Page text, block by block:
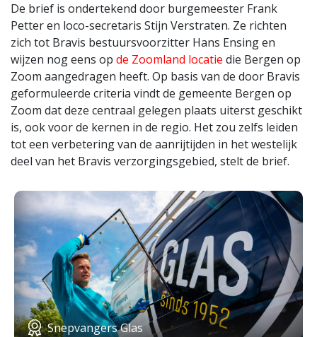
De brief is ondertekend door burgemeester Frank
Petter en loco-secretaris Stijn Verstraten. Ze richten
zich tot Bravis bestuursvoorzitter Hans Ensing en
wijzen nog eens op de Zoomland locatie die Bergen op
Zoom aangedragen heeft. Op basis van de door Bravis
geformuleerde criteria vindt de gemeente Bergen op
Zoom dat deze centraal gelegen plaats uiterst geschikt
is, ook voor de kernen in de regio. Het zou zelfs leiden
tot een verbetering van de aanrijtijden in het westelijk
deel van het Bravis verzorgingsgebied, stelt de brief.
Snepvangers Glas